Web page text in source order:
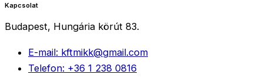
Kapcsolat
Budapest, Hungária körút 83.
E-mail: kftmikk@gmail.com
Telefon: +36 1 238 0816